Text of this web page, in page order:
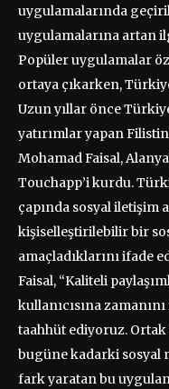
uygulamalarında
uygulamalarına artan
Popüler uygulamalar
ortaya çıkarken,
Uzun yıllar önce
yatırımlar yapan
Mohamad Faisal,
Touchapp’i kurdu.
çapında sosyal iletişim
kişiselleştirilebilir bir
amaçladıklarını ifade
Faisal, “Kaliteli
kullanıcısına
taahhüt ediyoruz.
bugüne kadarki sosyal
fark yaratan bu